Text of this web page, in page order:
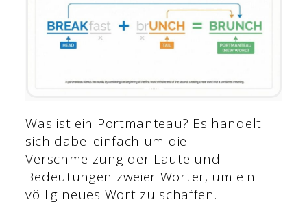
Was ist ein Portmanteau? Es handelt
sich dabei einfach um die
Verschmelzung der Laute und
Bedeutungen zweier Wörter, um ein
völlig neues Wort zu schaffen.